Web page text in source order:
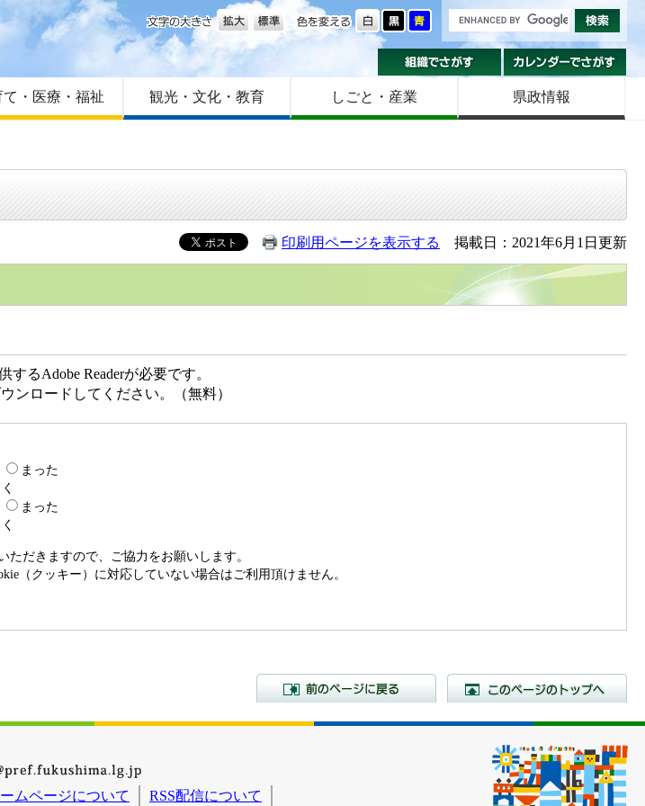
ての方へ
language
マップ
色を変える
文字の大きさ
組織でさがす
て・医療・福祉 観光・文化・教育 しごと・産業 県政情報
印刷用ページを表示する 掲載日：2021年6月1日更新
るAdobe Readerが必要です。
ンロードしてください。（無料）
まった
く
まった
く
だきますので、ご協力をお願いします。
（クッキー）に対応していない場合はご利用頂けません。
前のページに戻る
ムページについて RSS配信について